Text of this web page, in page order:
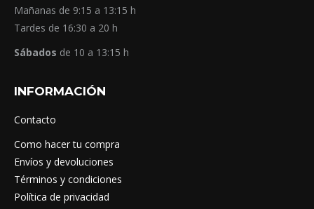
Mañanas de 9:15 a 13:15 h
Tardes de 16:30 a 20 h
Sábados de 10 a 13:15 h
INFORMACIÓN
Contacto
Como hacer tu compra
Envíos y devoluciones
Términos y condiciones
Política de privacidad